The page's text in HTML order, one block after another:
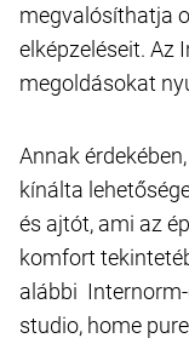
megvalósíthatja
elképzeléseit. Az
megoldásokat
Annak
kínálta
és ajtót, ami az
komfort
alábbi
studio, home